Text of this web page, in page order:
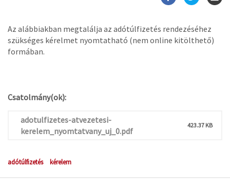
Az alábbiakban megtalálja az adótúlfizetés rendezéséhez
szükséges kérelmet nyomtatható (nem online kitölthető)
formában.
Csatolmány(ok):
adotulfizetes-atvezetesi-
kerelem_nyomtatvany_uj_0.pdf
423.37 KB
adótúlfizetés kérelem